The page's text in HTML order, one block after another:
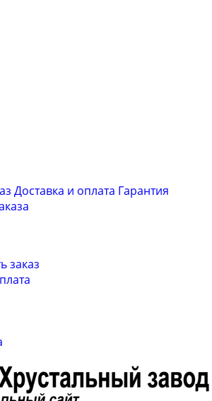
Доставка и оплата Гарантия
заказ